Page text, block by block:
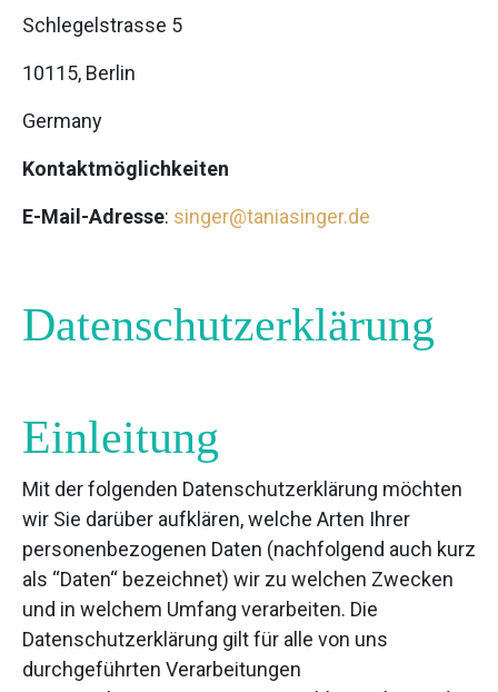
Schlegelstrasse 5
10115, Berlin
Germany
Kontaktmöglichkeiten
E-Mail-Adresse: singer@taniasinger.de
Datenschutzerklärung
Einleitung
Mit der folgenden Datenschutzerklärung möchten
wir Sie darüber aufklären, welche Arten Ihrer
personenbezogenen Daten (nachfolgend auch kurz
als “Daten“ bezeichnet) wir zu welchen Zwecken
und in welchem Umfang verarbeiten. Die
Datenschutzerklärung gilt für alle von uns
durchgeführten Verarbeitungen